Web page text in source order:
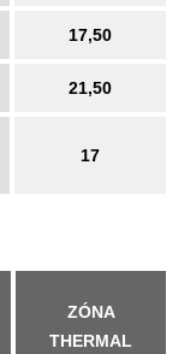
17,50
21,50
17
ZÓNA
THERMAL